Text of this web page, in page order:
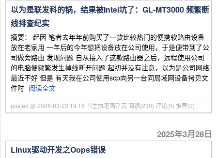
以为是联发科的锅，结果被Intel坑了：GL-MT3000 频繁断
线排查纪实
摘要： 起因 笔者去年年前购买了一款比较热门的便携软路由设备
放在老家用 一年后的今年想把设备放在公司使用，于是便带到了公
司做旁路由 发现问题 自从接入了这款路由器之后，远程使用公司
的电脑便频繁发生掉线断开问题 起初并没有注意，以为是公司网络
最近不好 但是 有天我在公司使用scp向另一台同局域网设备拷贝文
件时 阅读全文
posted @ 2026-03-22 19:16 书生执笔画浮沉 阅读(230) 评论(0) 推荐(0)
2025年3月28日
Linux驱动开发之Oops错误